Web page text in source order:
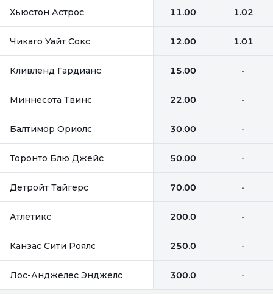
Хьюстон Астрос 11.00 1.02
Чикаго Уайт Сокс 12.00 1.01
Кливленд Гардианс 15.00 -
Миннесота Твинс 22.00 -
Балтимор Ориолс 30.00 -
Торонто Блю Джейс 50.00 -
Детройт Тайгерс 70.00 -
Атлетикс 200.0 -
Канзас Сити Роялс 250.0 -
Лос-Анджелес Энджелс 300.0 -